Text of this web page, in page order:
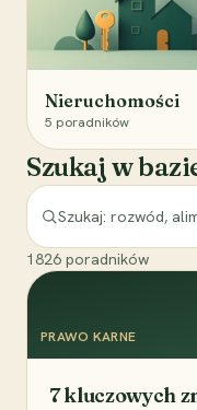
Nieruchomości
5 poradników
Szukaj w
1826 poradników
PRAWO KARNE
7 kluczowych